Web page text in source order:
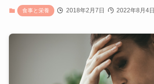
食事と栄養 2018年2月7日 2022年8月4日